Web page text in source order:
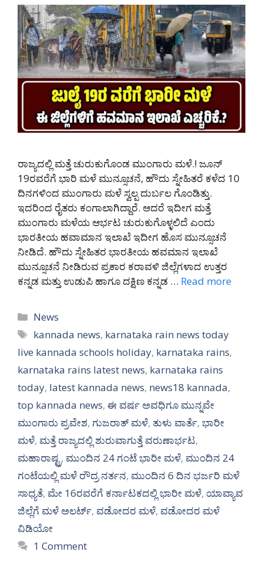
ರಾಜ್ಯದಲ್ಲಿ ಮತ್ತೆ ಚುರುಕುಗೊಂಡ ಮುಂಗಾರು ಮಳೆ.! ಜೂನ್
19ರವರೆಗೆ ಭಾರಿ ಮಳೆ ಮುನ್ಸೂಚನೆ, ಹೌದು ಸ್ನೇಹಿತರೆ ಕಳೆದ 10
ದಿನಗಳಿಂದ ಮುಂಗಾರು ಮಳೆ ಸ್ವಲ್ಪ ದುರ್ಬಲ ಗೊಂಡಿತ್ತು.
ಇದರಿಂದ ರೈತರು ಕಂಗಾಲಾಗಿದ್ದಾರೆ. ಆದರೆ ಇದೀಗ ಮತ್ತೆ
ಮುಂಗಾರು ಮಳೆಯ ಆರ್ಭಟ ಚುರುಕುಗೊಳ್ಳಲಿದೆ ಎಂದು
ಭಾರತೀಯ ಹವಾಮಾನ ಇಲಾಖೆ ಇದೀಗ ಹೊಸ ಮುನ್ಸೂಚನೆ
ನೀಡಿದೆ. ಹೌದು ಸ್ನೇಹಿತರ ಭಾರತೀಯ ಹವಮಾನ ಇಲಾಖೆ
ಮುನ್ಸೂಚನೆ ನೀಡಿರುವ ಪ್ರಕಾರ ಕರಾವಳಿ ಜಿಲ್ಲೆಗಳಾದ ಉತ್ತರ
ಕನ್ನಡ ಮತ್ತು ಉಡುಪಿ ಹಾಗೂ ದಕ್ಷಿಣ ಕನ್ನಡ … Read more
Categories
News
Tags
kannada news, karnataka rain news today
live kannada schools holiday, karnataka rains,
karnataka rains latest news, karnataka rains
today, latest kannada news, news18 kannada,
top kannada news, ಈ ವರ್ಷ ಅವಧಿಗೂ ಮುನ್ನವೇ
ಮುಂಗಾರು ಪ್ರವೇಶ, ಗುಜರಾತ್ ಮಳೆ, ತುಳು ವಾರ್ತೆ, ಭಾರೀ
ಮಳೆ, ಮತ್ತೆ ರಾಜ್ಯದಲ್ಲಿ ಶುರುವಾಗುತ್ತೆ ವರುಣಾರ್ಭಟ,
ಮಹಾರಾಷ್ಟ್ರ, ಮುಂದಿನ 24 ಗಂಟೆ ಭಾರೀ ಮಳೆ, ಮುಂದಿನ 24
ಗಂಟೆಯಲ್ಲಿ ಮಳೆ ರೌದ್ರ ನರ್ತನ, ಮುಂದಿನ 6 ದಿನ ಭರ್ಜರಿ ಮಳೆ
ಸಾಧ್ಯತೆ, ಮೇ 16ರವರೆಗೆ ಕರ್ನಾಟಕದಲ್ಲಿ ಭಾರೀ ಮಳೆ, ಯಾವ್ಯಾವ
ಜಿಲ್ಲೆಗೆ ಮಳೆ ಅಲರ್ಟ್, ವಡೋದರ ಮಳೆ, ವಡೋದರ ಮಳೆ
ವಿಡಿಯೋ
1 Comment